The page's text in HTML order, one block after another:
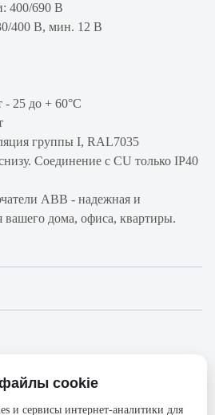
400/690 В
400 В, мин. 12 В
- 25 до + 60°С
группы I, RAL7035
Соединение с CU только IP40
ABB - надежная и
вашего дома, офиса, квартиры.
могут отличаться от реального
cookie
и сервисы интернет-аналитики для